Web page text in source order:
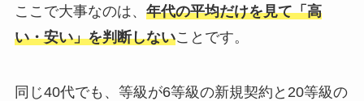
ここで大事なのは、 年代の平均だけを見て「高
い・安い」を判断しないことです。
同じ40代でも、等級が6等級の新規契約と20等級の